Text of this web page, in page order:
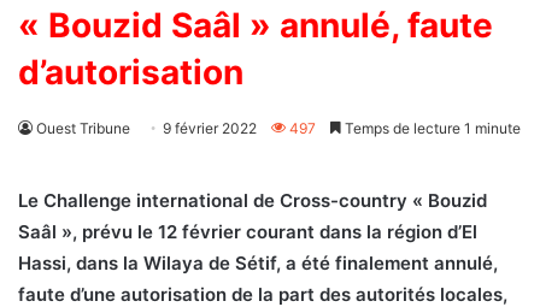
« Bouzid Saâl » annulé, faute
d’autorisation
Ouest Tribune 9 février 2022 497 Temps de lecture 1 minute
Le Challenge international de Cross-country « Bouzid
Saâl », prévu le 12 février courant dans la région d’El
Hassi, dans la Wilaya de Sétif, a été finalement annulé,
faute d’une autorisation de la part des autorités locales,